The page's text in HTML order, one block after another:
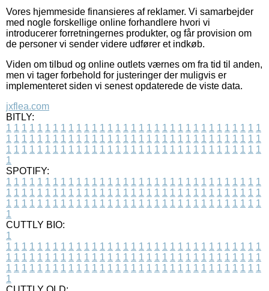
Vores hjemmeside finansieres af reklamer. Vi samarbejder
med nogle forskellige online forhandlere hvori vi
introducerer forretningernes produkter, og får provision om
de personer vi sender videre udfører et indkøb.
Viden om tilbud og online outlets værnes om fra tid til anden,
men vi tager forbehold for justeringer der muligvis er
implementeret siden vi senest opdaterede de viste data.
jxflea.com
BITLY:
1 1 1 1 1 1 1 1 1 1 1 1 1 1 1 1 1 1 1 1 1 1 1 1 1 1 1 1 1 1 1 1 1
1 1 1 1 1 1 1 1 1 1 1 1 1 1 1 1 1 1 1 1 1 1 1 1 1 1 1 1 1 1 1 1 1
1 1 1 1 1 1 1 1 1 1 1 1 1 1 1 1 1 1 1 1 1 1 1 1 1 1 1 1 1 1 1 1 1
1
SPOTIFY:
1 1 1 1 1 1 1 1 1 1 1 1 1 1 1 1 1 1 1 1 1 1 1 1 1 1 1 1 1 1 1 1 1
1 1 1 1 1 1 1 1 1 1 1 1 1 1 1 1 1 1 1 1 1 1 1 1 1 1 1 1 1 1 1 1 1
1 1 1 1 1 1 1 1 1 1 1 1 1 1 1 1 1 1 1 1 1 1 1 1 1 1 1 1 1 1 1 1 1
1
CUTTLY BIO:
1
1 1 1 1 1 1 1 1 1 1 1 1 1 1 1 1 1 1 1 1 1 1 1 1 1 1 1 1 1 1 1 1 1
1 1 1 1 1 1 1 1 1 1 1 1 1 1 1 1 1 1 1 1 1 1 1 1 1 1 1 1 1 1 1 1 1
1 1 1 1 1 1 1 1 1 1 1 1 1 1 1 1 1 1 1 1 1 1 1 1 1 1 1 1 1 1 1 1 1
1